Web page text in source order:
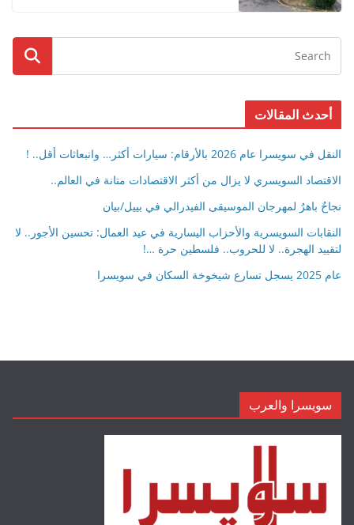
أحدث المقالات
النقل في سويسرا عام 2026 بالأرقام: سيارات أكثر… وانبعاثات أقل.. !
الاقتصاد السويسري لا يزال من أكثر الاقتصادات متانة في العالم..
نجاحٌ باهرٌ لمهرجان الموسيقى الفيدرالي في بييل/بيان
النقابات السويسرية والأحزاب اليسارية في عيد العمال: تحسين الأجور.. لا
لتقييد الهجرة.. لا للحروب.. فلسطين حرة …!
عام 2025 يسجل تسارع شيخوخة السكان في سويسرا
سويسرا والعرب